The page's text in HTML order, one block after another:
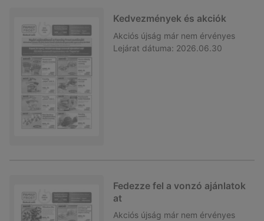
Kedvezmények és akciók
Akciós újság már nem érvényes
Lejárat dátuma: 2026.06.30
Fedezze fel a vonzó ajánlatok
at
Akciós újság már nem érvényes